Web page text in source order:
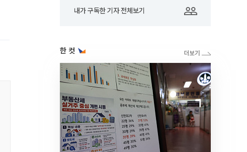
내가 구독한 기자 전체보기
한 컷